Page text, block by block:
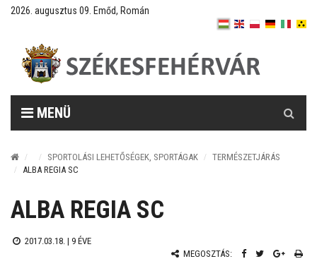
2026. augusztus 09. Emőd, Román
MENÜ
SPORTOLÁSI LEHETŐSÉGEK, SPORTÁGAK
TERMÉSZETJÁRÁS
ALBA REGIA SC
ALBA REGIA SC
2017.03.18. | 9 ÉVE
MEGOSZTÁS: